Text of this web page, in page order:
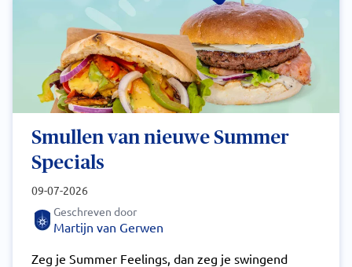
Smullen van nieuwe Summer
Specials
09-07-2026
Geschreven door
Martijn van Gerwen
Zeg je Summer Feelings, dan zeg je swingend